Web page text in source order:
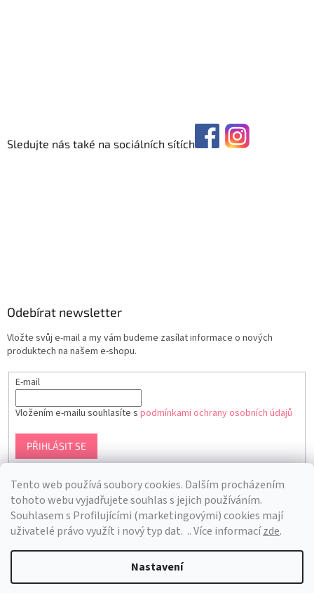
Tento web používá soubory cookies. Dalším procházením
tohoto webu vyjadřujete souhlas s jejich používáním.
Souhlasem s Profilujícími (marketingovými) cookies mají
uživatelé právo využít i nový typ dat. .. Více informacízde.
Nastavení
Sledujte nás také na sociálních sítích
Odebírat newsletter
Vložte svůj e-mail a my vám budeme zasílat informace o nových
produktech na našem e-shopu.
E-mail
Vložením e-mailu souhlasíte s podmínkami ochrany osobních údajů
PŘIHLÁSIT SE
Vytvořil Shoptet